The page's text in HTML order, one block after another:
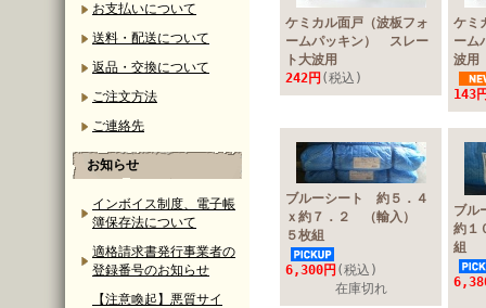
お支払いについて
送料・配送について
返品・交換について
ご注文方法
ご連絡先
お知らせ
インボイス制度、電子帳
簿保存法について
適格請求書発行事業者の
登録番号のお知らせ
【注意喚起】悪質サイ
ケミカル面戸（波板フォ
ームパッキン） スレー
ト大波用
242円 (税込)
ケミ
ーム
波用
143
ブルーシート 約５．４
ｘ約７．２ （輸入）
５枚組
6,300円 (税込)
在庫切れ
ブル
約
組